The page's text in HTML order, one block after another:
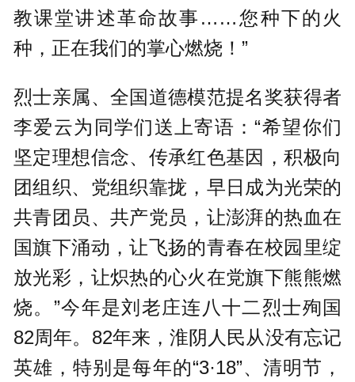
教课堂讲述革命故事……您种下的火
种，正在我们的掌心燃烧！”
烈士亲属、全国道德模范提名奖获得者
李爱云为同学们送上寄语：“希望你们
坚定理想信念、传承红色基因，积极向
团组织、党组织靠拢，早日成为光荣的
共青团员、共产党员，让澎湃的热血在
国旗下涌动，让飞扬的青春在校园里绽
放光彩，让炽热的心火在党旗下熊熊燃
烧。”今年是刘老庄连八十二烈士殉国
82周年。82年来，淮阴人民从没有忘记
英雄，特别是每年的“3·18”、清明节，